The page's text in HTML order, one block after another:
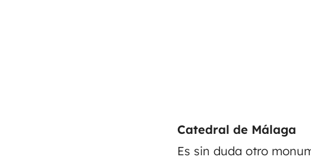
Catedral de Málaga
Es sin duda otro